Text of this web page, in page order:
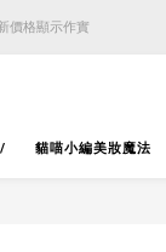
透過官方應用程式「
價格顯示作實
貓喵小編美妝魔法